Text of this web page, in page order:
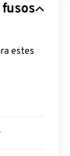
estes